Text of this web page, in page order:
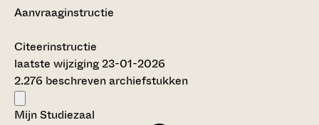
Aanvraaginstructie
Citeerinstructie
laatste wijziging 23-01-2026
2.276 beschreven archiefstukken
Mijn Studiezaal